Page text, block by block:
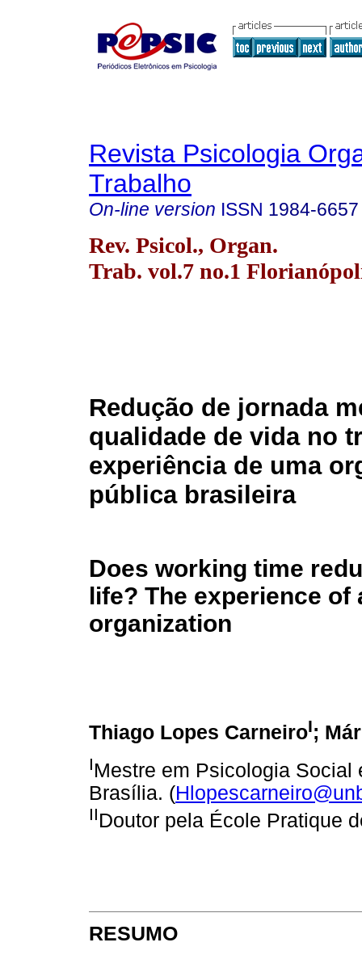
Revista Psicologia
Trabalho
On-line version ISSN 1984-6657
Rev. Psicol., Organ.
Trab. vol.7 no.1
Redução de jornada
qualidade de vida no
experiência de uma
pública brasileira
Does working time
life? The experience of
organization
Thiago Lopes CarneiroI;
IMestre em Psicologia Social
Brasília. (
IIDoutor pela École Pratique
RESUMO